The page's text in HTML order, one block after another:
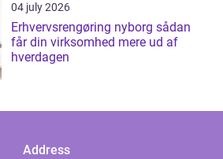
04 july 2026
Erhvervsrengøring nyborg sådan
får din virksomhed mere ud af
hverdagen
Address